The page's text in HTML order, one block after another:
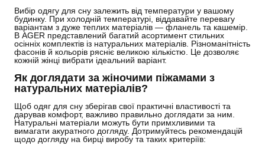
Вибір одягу для сну залежить від температури у вашому
будинку. При холодній температурі, віддавайте перевагу
варіантам з дуже теплих матеріалів — фланель та кашемір.
В AGER представлений багатий асортимент стильних
осінніх комплектів із натуральних матеріалів. Різноманітність
фасонів й кольорів рясніє великою кількістю. Це дозволяє
кожній жінці вибрати ідеальний варіант.
Як доглядати за жіночими піжамами з
натуральних матеріалів?
Щоб одяг для сну зберігав свої практичні властивості та
дарував комфорт, важливо правильно доглядати за ним.
Натуральні матеріали можуть бути примхливими та
вимагати акуратного догляду. Дотримуйтесь рекомендацій
щодо догляду на бирці виробу та таких критеріїв: